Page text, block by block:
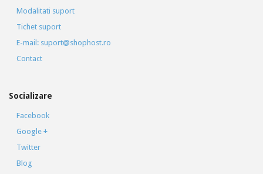
Modalitati suport
Tichet suport
E-mail: suport@shophost.ro
Contact
Socializare
Facebook
Google +
Twitter
Blog